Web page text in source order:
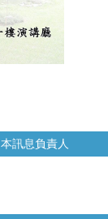
本訊息負責人